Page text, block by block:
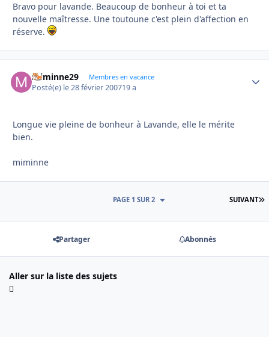
Bravo pour lavande. Beaucoup de bonheur à toi et ta
nouvelle maîtresse. Une toutoune c'est plein d'affection en
réserve.
miminne29 Membres en vacance
Posté(e) le 28 février 200719 a
Longue vie pleine de bonheur à Lavande, elle le mérite
bien.
miminne
SUIVANT
PAGE 1 SUR 2
Partager Abonnés
Aller sur la liste des sujets